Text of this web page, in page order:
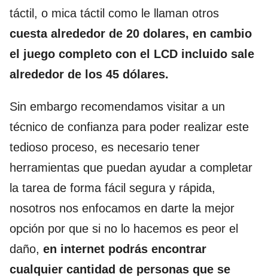
táctil, o mica táctil como le llaman otros
cuesta alrededor de 20 dolares, en cambio
el juego completo con el LCD incluido sale
alrededor de los 45 dólares.
Sin embargo recomendamos visitar a un
técnico de confianza para poder realizar este
tedioso proceso, es necesario tener
herramientas que puedan ayudar a completar
la tarea de forma fácil segura y rápida,
nosotros nos enfocamos en darte la mejor
opción por que si no lo hacemos es peor el
daño, en internet podrás encontrar
cualquier cantidad de personas que se